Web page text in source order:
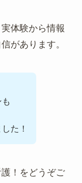
体験から情報
があります。
た！
！をどうぞご